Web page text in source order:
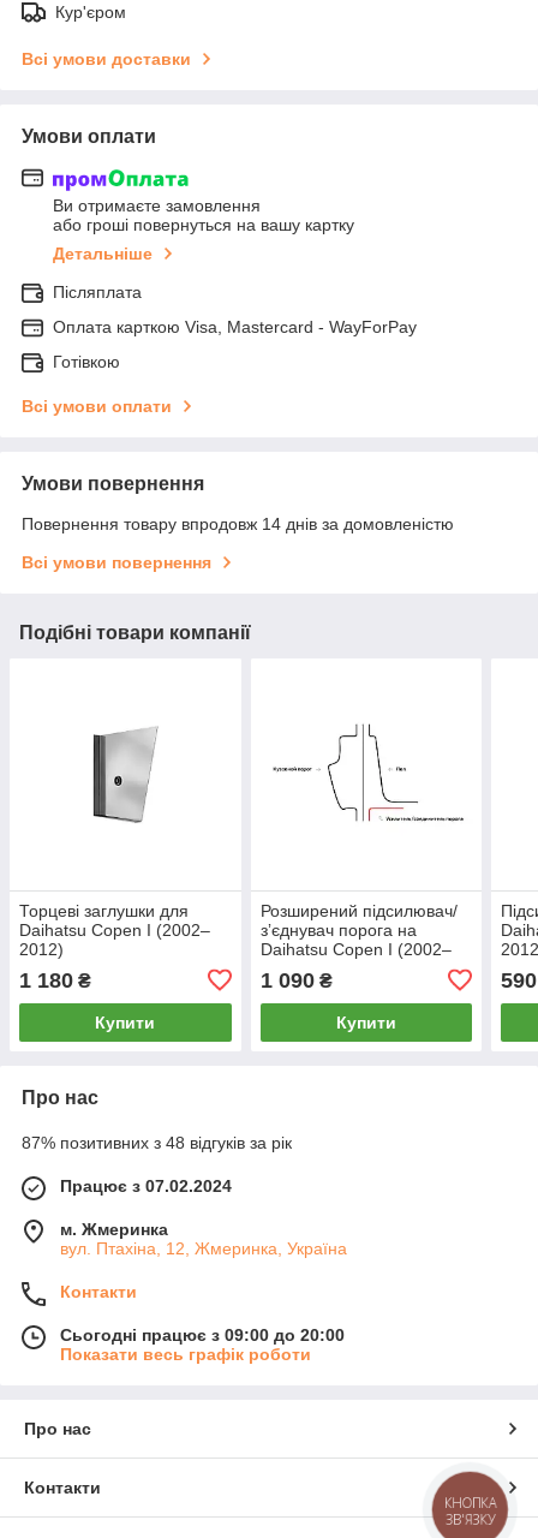
Кур'єром
Всі умови доставки
Умови оплати
Ви отримаєте замовлення
або гроші повернуться на вашу картку
Детальніше
Післяплата
Оплата карткою Visa, Mastercard - WayForPay
Готівкою
Всі умови оплати
Умови повернення
Повернення товару впродовж 14 днів за домовленістю
Всі умови повернення
Подібні товари компанії
Торцеві заглушки для
Daihatsu Copen I (2002–
2012)
1 180 ₴
Купити
Розширений підсилювач/
зʼєднувач порога на
Daihatsu Copen I (2002–
1 090₴
Купити
590
Про нас
87% позитивних з 48 відгуків за рік
Працює з 07.02.2024
м. Жмеринка
вул. Птахіна, 12, Жмеринка, Україна
Контакти
Сьогодні працює з 09:00 до 20:00
Показати весь графік роботи
Про нас
Контакти
КНОПКА
ЗВ'ЯЗКУ